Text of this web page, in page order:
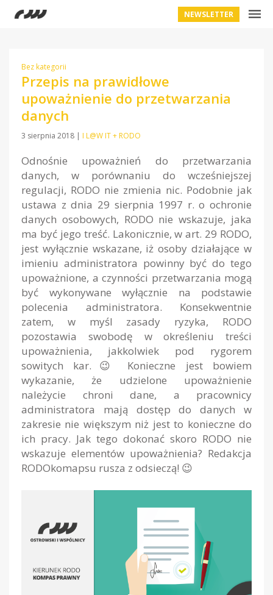
NEWSLETTER
Bez kategorii
Przepis na prawidłowe
upoważnienie do przetwarzania
danych
3 sierpnia 2018 | I L@W IT + RODO
Odnośnie upoważnień do przetwarzania
danych, w porównaniu do wcześniejszej
regulacji, RODO nie zmienia nic. Podobnie jak
ustawa z dnia 29 sierpnia 1997 r. o ochronie
danych osobowych, RODO nie wskazuje, jaka
ma być jego treść. Lakonicznie, w art. 29 RODO,
jest wyłącznie wskazane, iż osoby działające w
imieniu administratora powinny być do tego
upoważnione, a czynności przetwarzania mogą
być wykonywane wyłącznie na podstawie
polecenia administratora. Konsekwentnie
zatem, w myśl zasady ryzyka, RODO
pozostawia swobodę w określeniu treści
upoważnienia, jakkolwiek pod rygorem
sowitych kar.😉 Konieczne jest bowiem
wykazanie, że udzielone upoważnienie
należycie chroni dane, a pracownicy
administratora mają dostęp do danych w
zakresie nie większym niż jest to konieczne do
ich pracy. Jak tego dokonać skoro RODO nie
wskazuje elementów upoważnienia? Redakcja
RODOkomapsu rusza z odsieczą! 😉